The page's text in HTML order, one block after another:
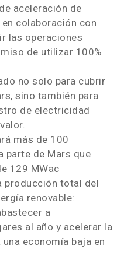
aceleración de
colaboración con
las operaciones
de utilizar 100%
no solo para cubrir
sino también para
de electricidad
más de 100
parte de Mars que
129 MWac
producción total del
renovable:
a
al año y acelerar la
economía baja en